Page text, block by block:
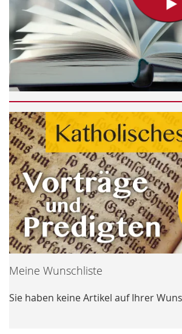
Meine Wunschliste
Sie haben keine Artikel auf Ihrer